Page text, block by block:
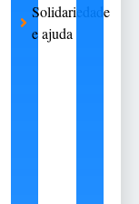
Solidariedade
e ajuda